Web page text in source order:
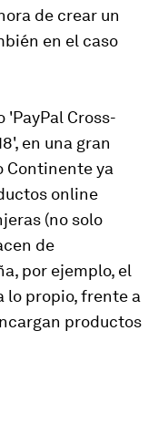
de crear un
en el caso
'PayPal Cross-
en una gran
Continente ya
online
(no solo
de
por ejemplo, el
lo propio, frente a
productos